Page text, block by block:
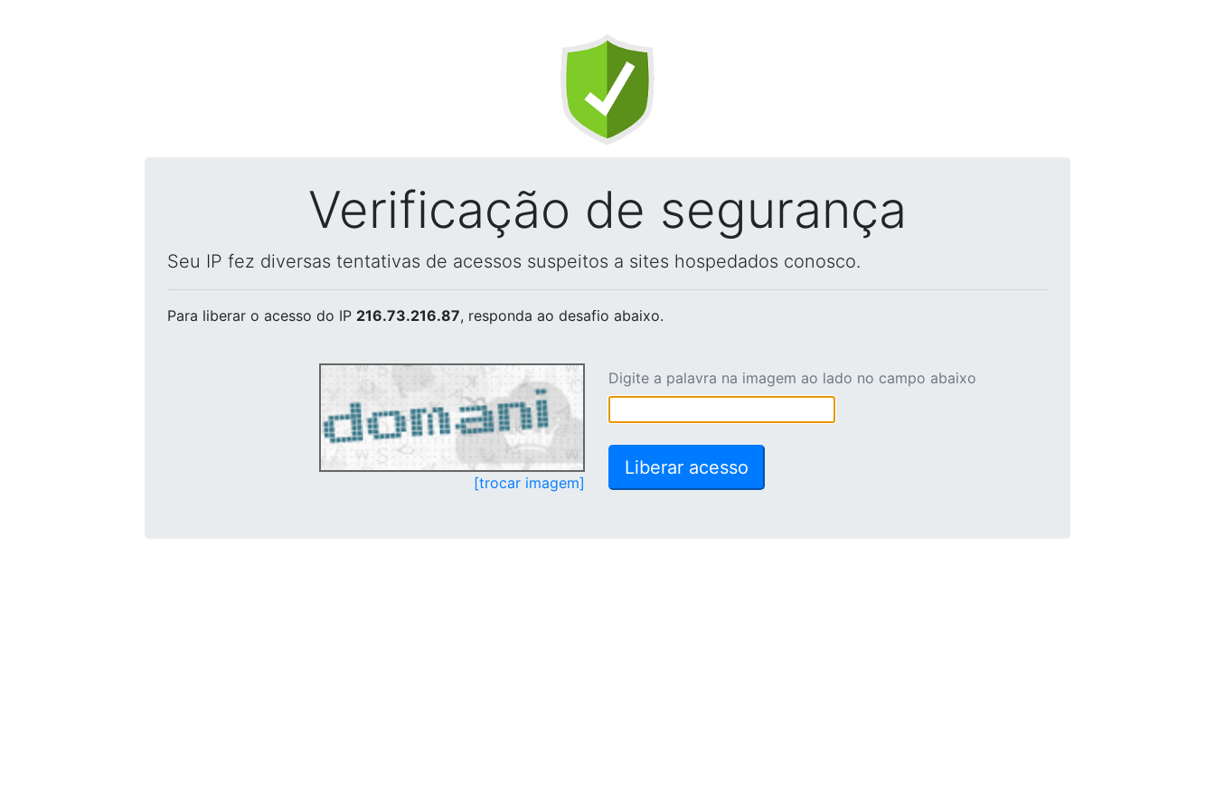
Verificação de segurança
Seu IP fez diversas tentativas de acessos suspeitos a sites hospedados conosco.
Para liberar o acesso do IP 216.73.216.87, responda ao desafio abaixo.
[trocar imagem]
Digite a palavra na imagem ao lado no campo abaixo